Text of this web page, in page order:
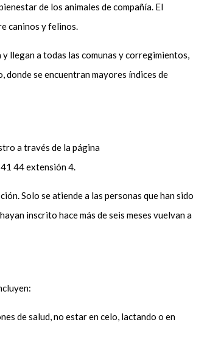
de los animales de compañía. El
caninos y felinos.
llegan a todas las comunas y corregimientos,
donde se encuentran mayores índices de
a través de la página
44 extensión 4.
Solo se atiende a las personas que han sido
inscrito hace más de seis meses vuelvan a
de salud, no estar en celo, lactando o en